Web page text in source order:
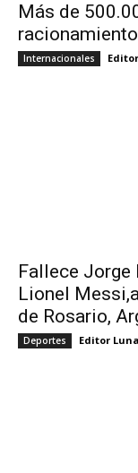
Más de
Internacionales
Fallece
Lionel
de Rosario,
Deportes Editor